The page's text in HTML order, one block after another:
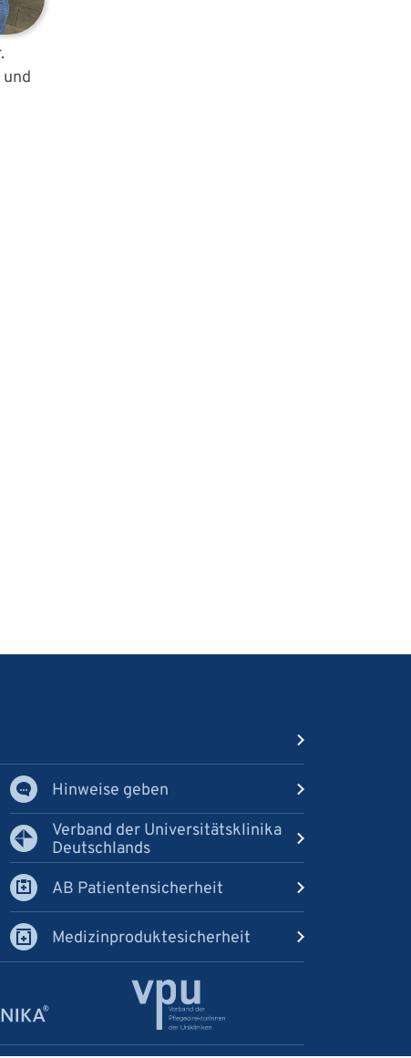
Hinweise geben
Verband der Universitätsklinika
Deutschlands
AB Patientensicherheit
Medizinproduktesicherheit